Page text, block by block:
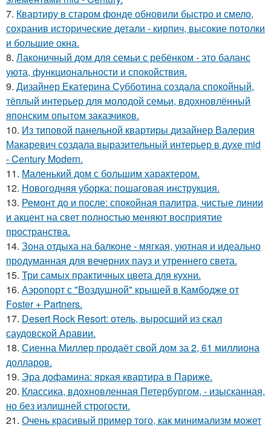
7. Квартиру в старом фонде обновили быстро и смело,
сохранив исторические детали - кирпич, высокие потолки
и большие окна.
8. Лаконичный дом для семьи с ребёнком - это баланс
уюта, функциональности и спокойствия.
9. Дизайнер Екатерина Субботина создала спокойный,
тёплый интерьер для молодой семьи, вдохновлённый
японским опытом заказчиков.
10. Из типовой панельной квартиры дизайнер Валерия
Макаревич создала выразительный интерьер в духе mid
- Century Modern.
11. Маленький дом с большим характером.
12. Новогодняя уборка: пошаговая инструкция.
13. Ремонт до и после: спокойная палитра, чистые линии
и акцент на свет полностью меняют восприятие
пространства.
14. Зона отдыха на балконе - мягкая, уютная и идеально
продуманная для вечерних пауз и утреннего света.
15. Три самых практичных цвета для кухни.
16. Аэропорт с "Воздушной" крышей в Камбодже от
Foster + Partners.
17. Desert Rock Resort: отель, выросший из скал
саудовской Аравии.
18. Сиенна Миллер продаёт свой дом за 2, 61 миллиона
долларов.
19. Эра дофамина: яркая квартира в Париже.
20. Классика, вдохновленная Петербургом, - изысканная,
но без излишней строгости.
21. Очень красивый пример того, как минимализм может